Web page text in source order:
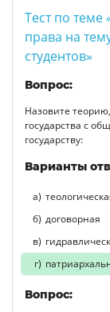
Тест по теме
права на
студентов»
Вопрос:
Назовите
государства с
государству:
Варианты
договорная
Вопрос: